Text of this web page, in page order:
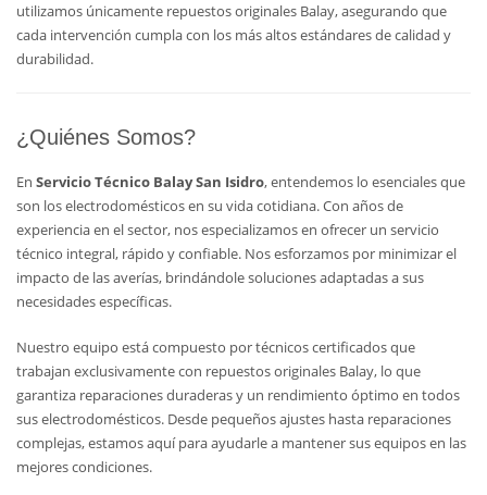
utilizamos únicamente repuestos originales Balay, asegurando que
cada intervención cumpla con los más altos estándares de calidad y
durabilidad.
¿Quiénes Somos?
En Servicio Técnico Balay San Isidro, entendemos lo esenciales que
son los electrodomésticos en su vida cotidiana. Con años de
experiencia en el sector, nos especializamos en ofrecer un servicio
técnico integral, rápido y confiable. Nos esforzamos por minimizar el
impacto de las averías, brindándole soluciones adaptadas a sus
necesidades específicas.
Nuestro equipo está compuesto por técnicos certificados que
trabajan exclusivamente con repuestos originales Balay, lo que
garantiza reparaciones duraderas y un rendimiento óptimo en todos
sus electrodomésticos. Desde pequeños ajustes hasta reparaciones
complejas, estamos aquí para ayudarle a mantener sus equipos en las
mejores condiciones.